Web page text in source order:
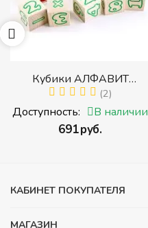
Кубики АЛФАВИТ
РУССКИЙ С ЦИФРАМИ
(Томик) (Набор кубиков с
буквами, цифрами,
математическими знаками
(2)
Доступность: В наличии
‍691‍руб.
КАБИНЕТ ПОКУПАТЕЛЯ
МАГАЗИН